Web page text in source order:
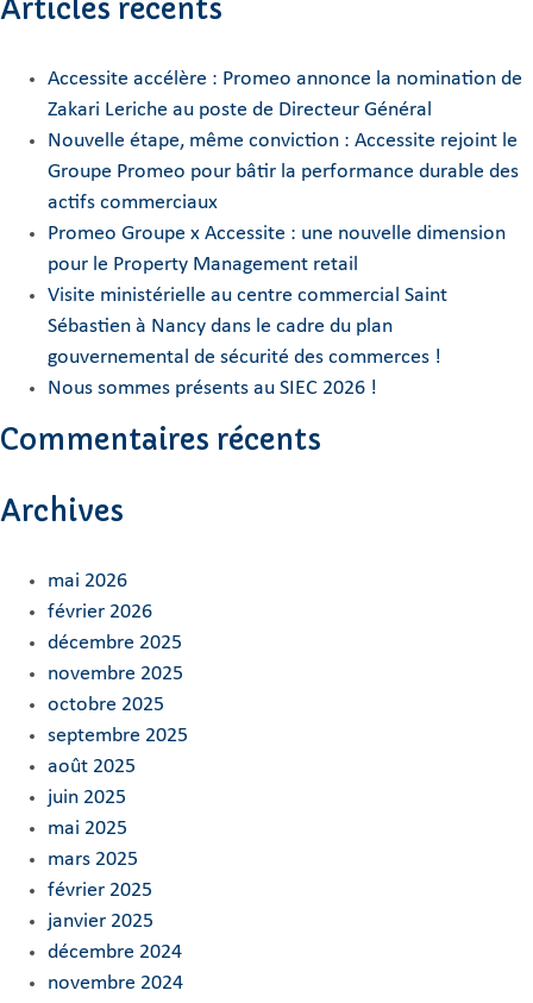
Articles récents
Accessite accélère : Promeo annonce la nomination de
Zakari Leriche au poste de Directeur Général
Nouvelle étape, même conviction : Accessite rejoint le
Groupe Promeo pour bâtir la performance durable des
actifs commerciaux
Promeo Groupe x Accessite : une nouvelle dimension
pour le Property Management retail
Visite ministérielle au centre commercial Saint
Sébastien à Nancy dans le cadre du plan
gouvernemental de sécurité des commerces !
Nous sommes présents au SIEC 2026 !
Commentaires récents
Archives
mai 2026
février 2026
décembre 2025
novembre 2025
octobre 2025
septembre 2025
août 2025
juin 2025
mai 2025
mars 2025
février 2025
janvier 2025
décembre 2024
novembre 2024